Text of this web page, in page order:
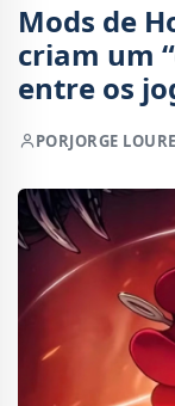
Mods de
criam um
entre os
PORJORGE